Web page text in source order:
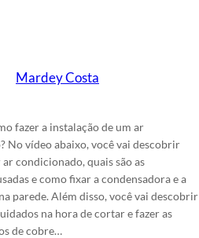
Mardey Costa
fazer a instalação de um ar
No vídeo abaixo, você vai descobrir
condicionado, quais são as
e como fixar a condensadora e a
parede. Além disso, você vai descobrir
na hora de cortar e fazer as
de cobre…